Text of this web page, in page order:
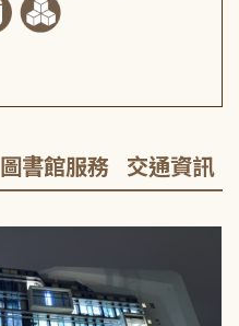
圖書館服務 交通資訊